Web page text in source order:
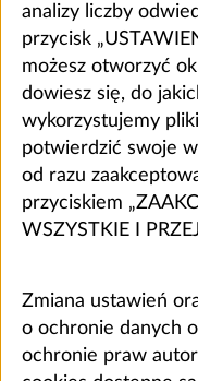
analizy liczby
przycisk
możesz otworzyć
dowiesz się, do
wykorzystujemy
potwierdzić swoje
od razu
przyciskiem
WSZYSTKIE I
Zmiana ustawień
o ochronie danych
ochronie praw